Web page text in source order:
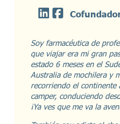
Soy farmacéutica de
que viajar era mi gran
estado 6 meses en el
Australia de mochilera y
recorriendo el continente
camper, conduciendo
¡Ya ves que me va la